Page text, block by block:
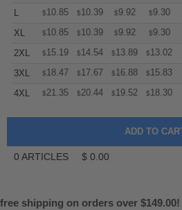
L
$10.85 $10.39 $9.92 $9.30
XL
$10.85 $10.39 $9.92 $9.30
2XL
$15.19 $14.54 $13.89 $13.02
3XL
$18.47 $17.67 $16.88 $15.83
4XL
$21.35 $20.44 $19.52 $18.30
0 ARTICLES $ 0.00
free shipping on orders over $149.00!